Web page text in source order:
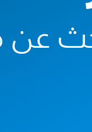
عن